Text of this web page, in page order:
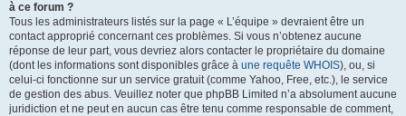
à ce forum ?
Tous les administrateurs listés sur la page « L’équipe » devraient être un
contact approprié concernant ces problèmes. Si vous n’obtenez aucune
réponse de leur part, vous devriez alors contacter le propriétaire du domaine
(dont les informations sont disponibles grâce à une requête WHOIS), ou, si
celui-ci fonctionne sur un service gratuit (comme Yahoo, Free, etc.), le service
de gestion des abus. Veuillez noter que phpBB Limited n’a absolument aucune
juridiction et ne peut en aucun cas être tenu comme responsable de comment,